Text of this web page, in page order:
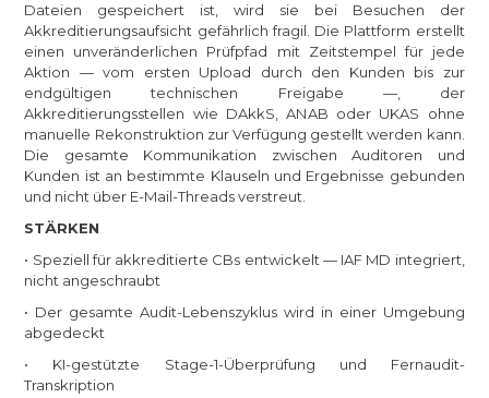
Dateien gespeichert ist, wird sie bei Besuchen der
Akkreditierungsaufsicht gefährlich fragil. Die Plattform erstellt
einen unveränderlichen Prüfpfad mit Zeitstempel für jede
Aktion — vom ersten Upload durch den Kunden bis zur
endgültigen technischen Freigabe —, der
Akkreditierungsstellen wie DAkkS, ANAB oder UKAS ohne
manuelle Rekonstruktion zur Verfügung gestellt werden kann.
Die gesamte Kommunikation zwischen Auditoren und
Kunden ist an bestimmte Klauseln und Ergebnisse gebunden
und nicht über E-Mail-Threads verstreut.
STÄRKEN
• Speziell für akkreditierte CBs entwickelt — IAF MD integriert,
nicht angeschraubt
• Der gesamte Audit-Lebenszyklus wird in einer Umgebung
abgedeckt
• KI-gestützte Stage-1-Überprüfung und Fernaudit-
Transkription